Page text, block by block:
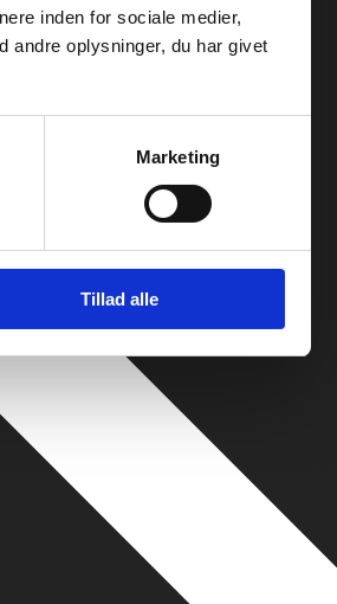
inden for sociale medier,
andre oplysninger, du har givet
Marketing
Tillad alle